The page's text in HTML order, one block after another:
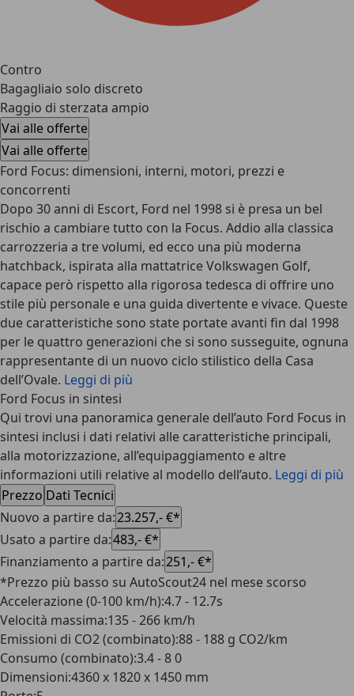
Contro
Bagagliaio solo discreto
Raggio di sterzata ampio
Vai alle offerte
Vai alle offerte
Ford Focus: dimensioni, interni, motori, prezzi e
concorrenti
Dopo 30 anni di Escort, Ford nel 1998 si è presa un bel
rischio a cambiare tutto con la Focus. Addio alla classica
carrozzeria a tre volumi, ed ecco una più moderna
hatchback, ispirata alla mattatrice Volkswagen Golf,
capace però rispetto alla rigorosa tedesca di offrire uno
stile più personale e una guida divertente e vivace. Queste
due caratteristiche sono state portate avanti fin dal 1998
per le quattro generazioni che si sono susseguite, ognuna
rappresentante di un nuovo ciclo stilistico della Casa
dell’Ovale. Leggi di più
Ford Focus in sintesi
Qui trovi una panoramica generale dell’auto Ford Focus in
sintesi inclusi i dati relativi alle caratteristiche principali,
alla motorizzazione, all’equipaggiamento e altre
informazioni utili relative al modello dell’auto. Leggi di più
Prezzo Dati Tecnici
Nuovo a partire da:23.257,- €*
Usato a partire da:483,- €*
Finanziamento a partire da:251,- €*
*Prezzo più basso su AutoScout24 nel mese scorso
Accelerazione (0-100 km/h):4.7 - 12.7s
Velocità massima:135 - 266 km/h
Emissioni di CO2 (combinato):88 - 188 g CO2/km
Consumo (combinato):3.4 - 8 0
Dimensioni:4360 x 1820 x 1450 mm